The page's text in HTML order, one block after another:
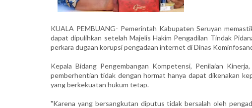
KUALA PEMBUANG- Pemerintah Kabupaten Seruyan
dapat dipulihkan setelah Majelis Hakim Pengadilan Tindak
perkara dugaan korupsi pengadaan internet di Dinas
Kepala Bidang Pengembangan Kompetensi, Penilaian
pemberhentian tidak dengan hormat hanya dapat dikenakan
yang berkekuatan hukum tetap.
"Karena yang bersangkutan diputus tidak bersalah oleh